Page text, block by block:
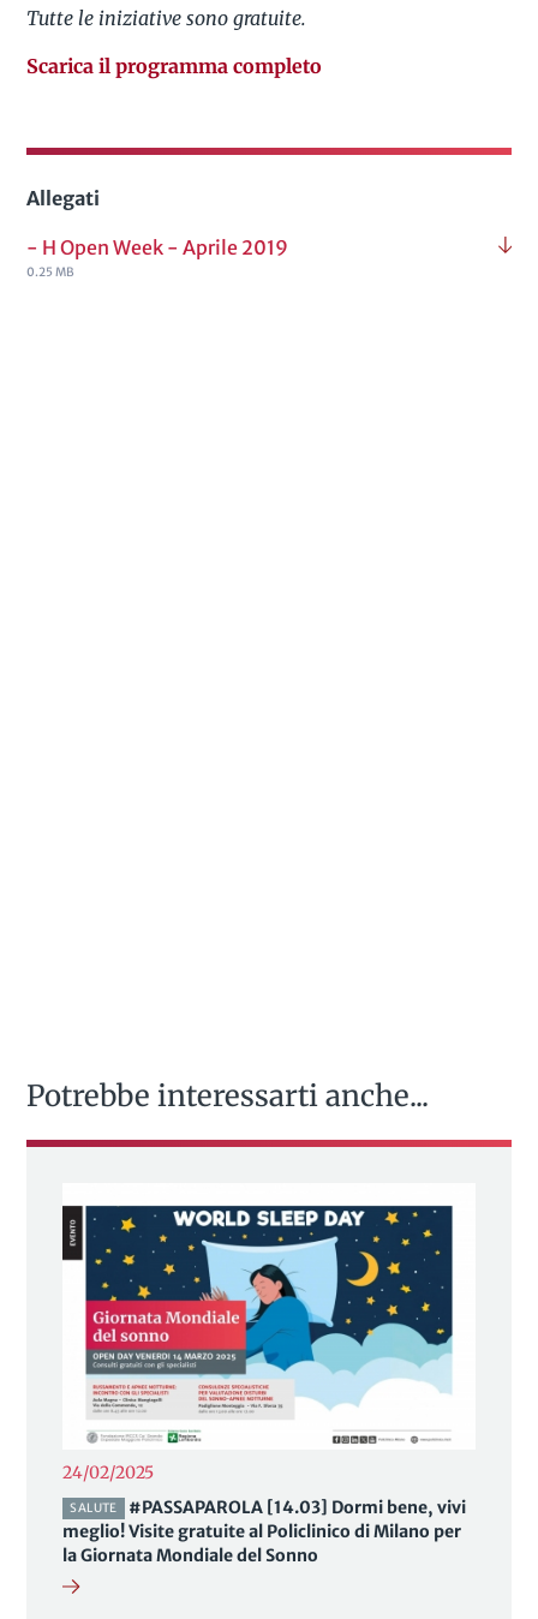
Tutte le iniziative sono gratuite.
Scarica il programma completo
Allegati
- H Open Week - Aprile 2019
0.25 MB
Potrebbe interessarti anche...
24/02/2025
SALUTE
#PASSAPAROLA [14.03] Dormi bene, vivi
meglio! Visite gratuite al Policlinico di Milano per
la Giornata Mondiale del Sonno